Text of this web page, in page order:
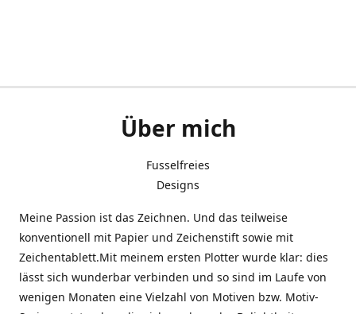
Über mich
Fusselfreies
Designs
Meine Passion ist das Zeichnen. Und das teilweise
konventionell mit Papier und Zeichenstift sowie mit
Zeichentablett.Mit meinem ersten Plotter wurde klar: dies
lässt sich wunderbar verbinden und so sind im Laufe von
wenigen Monaten eine Vielzahl von Motiven bzw. Motiv-